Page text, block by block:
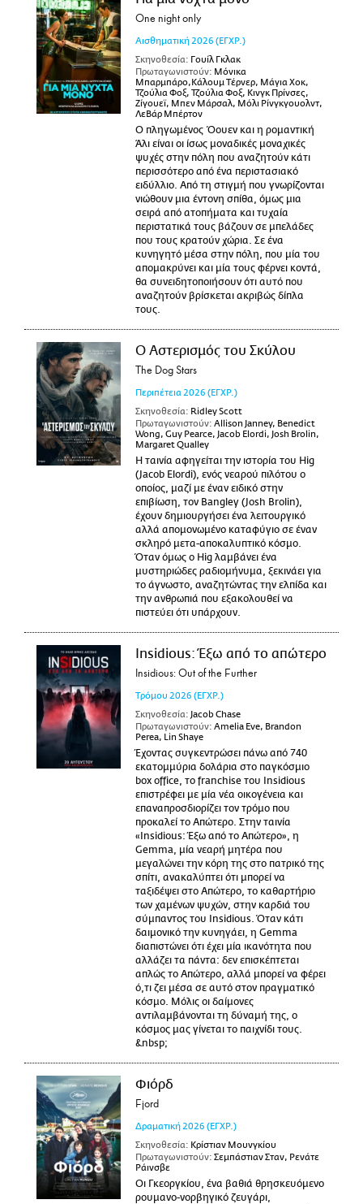
One night only
Αισθηματική 2026 (ΕΓΧΡ.)
Σκηνοθεσία: Γουίλ Γκλακ
Πρωταγωνιστούν: Μόνικα
Μπαρμπάρο,Κάλουμ Τέρνερ, Μάγια Χοκ,
Τζούλια Φοξ, Τζούλια Φοξ, Κινγκ Πρίνσες,
Ζίγουεϊ, Μπεν Μάρσαλ, Μόλι Ρίνγκγουολντ,
ΛεΒάρ Μπέρτον
Ο πληγωμένος Όουεν και η ρομαντική
Άλι είναι οι ίσως μοναδικές μοναχικές
ψυχές στην πόλη που αναζητούν κάτι
περισσότερο από ένα περιστασιακό
ειδύλλιο. Από τη στιγμή που γνωρίζονται
νιώθουν μια έντονη σπίθα, όμως μια
σειρά από ατοπήματα και τυχαία
περιστατικά τους βάζουν σε μπελάδες
που τους κρατούν χώρια. Σε ένα
κυνηγητό μέσα στην πόλη, που μία του
απομακρύνει και μία τους φέρνει κοντά,
θα συνειδητοποιήσουν ότι αυτό που
αναζητούν βρίσκεται ακριβώς δίπλα
τους.
Ο Αστερισμός του Σκύλου
The Dog Stars
Περιπέτεια 2026 (ΕΓΧΡ.)
Σκηνοθεσία: Ridley Scott
Πρωταγωνιστούν: Allison Janney, Benedict
Wong, Guy Pearce, Jacob Elordi, Josh Brolin,
Margaret Qualley
Η ταινία αφηγείται την ιστορία του Hig
(Jacob Elordi), ενός νεαρού πιλότου ο
οποίος, μαζί με έναν ειδικό στην
επιβίωση, τον Bangley (Josh Brolin),
έχουν δημιουργήσει ένα λειτουργικό
αλλά απομονωμένο καταφύγιο σε έναν
σκληρό μετα-αποκαλυπτικό κόσμο.
Όταν όμως ο Hig λαμβάνει ένα
μυστηριώδες ραδιομήνυμα, ξεκινάει για
το άγνωστο, αναζητώντας την ελπίδα και
την ανθρωπιά που εξακολουθεί να
πιστεύει ότι υπάρχουν.
Insidious: Έξω από το απώτερο
Insidious: Out of the Further
Τρόμου 2026 (ΕΓΧΡ.)
Σκηνοθεσία: Jacob Chase
Πρωταγωνιστούν: Amelia Eve, Brandon
Perea, Lin Shaye
Έχοντας συγκεντρώσει πάνω από 740
εκατομμύρια δολάρια στο παγκόσμιο
box office, το franchise του Insidious
επιστρέφει με μία νέα οικογένεια και
επαναπροσδιορίζει τον τρόμο που
προκαλεί το Απώτερο. Στην ταινία
«Insidious: Έξω από το Απώτερο», η
Gemma, μία νεαρή μητέρα που
μεγαλώνει την κόρη της στο πατρικό της
σπίτι, ανακαλύπτει ότι μπορεί να
ταξιδέψει στο Απώτερο, το καθαρτήριο
των χαμένων ψυχών, στην καρδιά του
σύμπαντος του Insidious. Όταν κάτι
δαιμονικό την κυνηγάει, η Gemma
διαπιστώνει ότι έχει μία ικανότητα που
αλλάζει τα πάντα: δεν επισκέπτεται
απλώς το Απώτερο, αλλά μπορεί να φέρει
ό,τι ζει μέσα σε αυτό στον πραγματικό
κόσμο. Μόλις οι δαίμονες
αντιλαμβάνονται τη δύναμή της, ο
κόσμος μας γίνεται το παιχνίδι τους.
&nbsp;
Φιόρδ
Fjord
Δραματική 2026 (ΕΓΧΡ.)
Σκηνοθεσία: Κρίστιαν Μουνγκίου
Πρωταγωνιστούν: Σεμπάστιαν Σταν, Ρενάτε
Ράινσβε
Οι Γκεοργκίου, ένα βαθιά θρησκευόμενο
ρουμανο-νορβηγικό ζευγάρι,